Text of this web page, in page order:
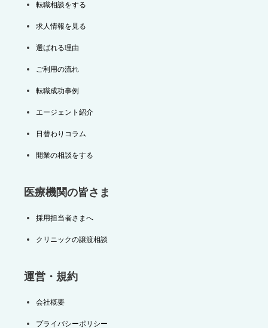
転職相談をする
求人情報を見る
選ばれる理由
ご利用の流れ
転職成功事例
エージェント紹介
日替わりコラム
開業の相談をする
医療機関の皆さま
採用担当者さまへ
クリニックの譲渡相談
運営・規約
会社概要
プライバシーポリシー